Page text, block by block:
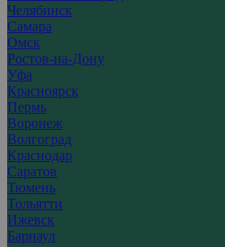
Челябинск
Самара
Омск
Ростов-на-Дону
Уфа
Красноярск
Пермь
Воронеж
Волгоград
Краснодар
Саратов
Тюмень
Тольятти
Ижевск
Барнаул